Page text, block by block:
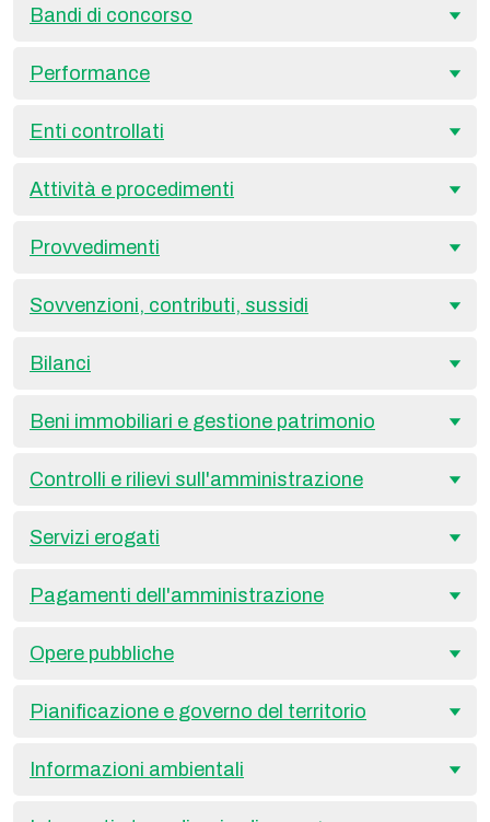
Bandi di concorso
Performance
Enti controllati
Attività e procedimenti
Provvedimenti
Sovvenzioni, contributi, sussidi
Bilanci
Beni immobiliari e gestione patrimonio
Controlli e rilievi sull'amministrazione
Servizi erogati
Pagamenti dell'amministrazione
Opere pubbliche
Pianificazione e governo del territorio
Informazioni ambientali